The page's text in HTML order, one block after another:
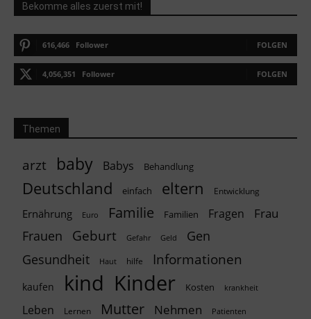
Bekomme alles zuerst mit!
616,466 Follower FOLGEN
4,056,351 Follower FOLGEN
Themen
arzt baby Babys Behandlung
Deutschland einfach eltern Entwicklung
Ernährung Euro Familie Familien Fragen Frau
Frauen Geburt Gefahr Geld
Gen
Gesundheit
Haut hilfe Informationen
kaufen kind Kinder Kosten krankheit
Leben Lernen Mutter Nehmen Patienten